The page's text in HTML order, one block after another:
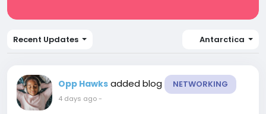
Recent Updates Antarctica
Opp Hawks added blog NETWORKING
4 days ago-